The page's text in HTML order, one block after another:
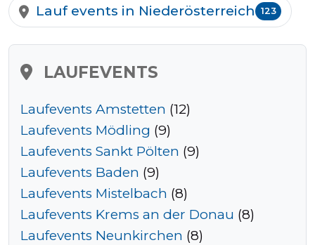
Tempo
Rechner
Wettkampfzeit-
Prognose
Lauf events in Niederösterreich 123
LAUFEVENTS
Laufevents Amstetten (12)
Laufevents Mödling (9)
Laufevents Sankt Pölten (9)
Laufevents Baden (9)
Laufevents Mistelbach (8)
Laufevents Krems an der Donau (8)
Laufevents Neunkirchen (8)